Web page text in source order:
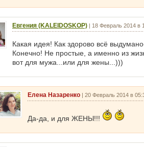
Евгения (KALEIDOSKOP) | 18 Февраль 2014 в
Какая идея! Как здорово всё
Конечно! Не простые, а именно из
вот для мужа...или для жены...)))
Елена Назаренко | 20 Февраль 2014 в
Да-да, и для ЖЕНЫ!!!